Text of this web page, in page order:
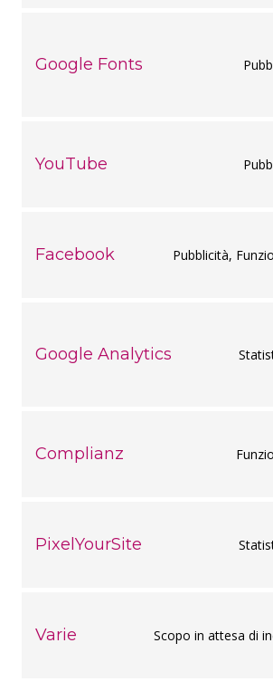
Google Fonts
YouTube
Facebook Pubblicità,
Google Analytics
Complianz
PixelYourSite
Varie Scopo in attesa di